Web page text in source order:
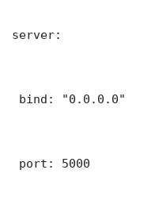
server:
bind: "0.0.0.0"
port: 5000